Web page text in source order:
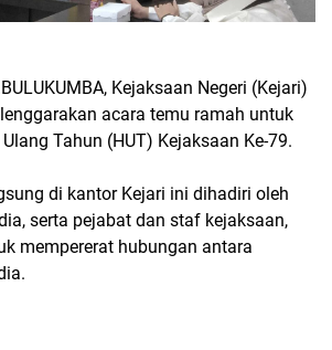
Kejaksaan Negeri (Kejari)
acara temu ramah untuk
Tahun (HUT) Kejaksaan Ke-79.
di kantor Kejari ini dihadiri oleh
serta pejabat dan staf kejaksaan,
mempererat hubungan antara